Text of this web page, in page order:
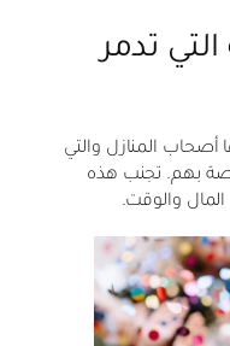
تدمر
أصحاب المنازل والتي
بهم. تجنب هذه
والوقت.